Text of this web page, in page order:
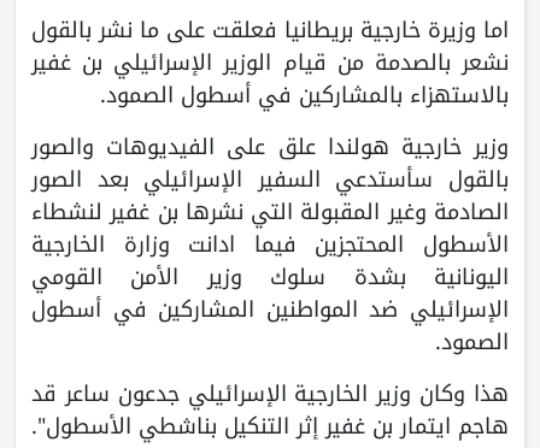
اما وزيرة خارجية بريطانيا فعلقت على ما نشر بالقول
نشعر بالصدمة من قيام الوزير الإسرائيلي بن غفير
بالاستهزاء بالمشاركين في أسطول الصمود.
وزير خارجية هولندا علق على الفيديوهات والصور
بالقول سأستدعي السفير الإسرائيلي بعد الصور
الصادمة وغير المقبولة التي نشرها بن غفير لنشطاء
الأسطول المحتجزين فيما ادانت وزارة الخارجية
اليونانية بشدة سلوك وزير الأمن القومي
الإسرائيلي ضد المواطنين المشاركين في أسطول
الصمود.
هذا وكان وزير الخارجية الإسرائيلي جدعون ساعر قد
هاجم ايتمار بن غفير إثر التنكيل بناشطي الأسطول".